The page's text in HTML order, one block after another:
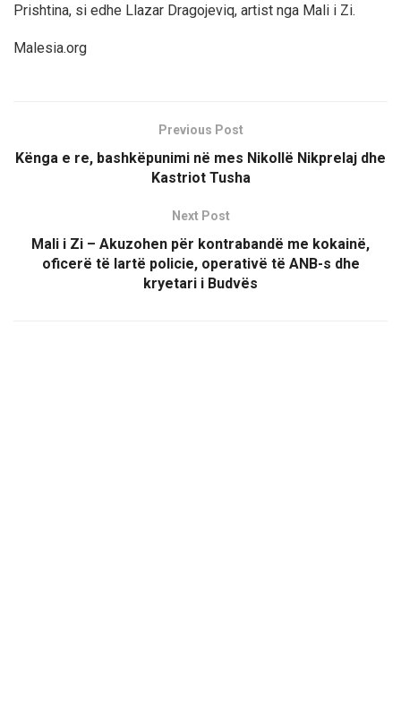
Prishtina, si edhe Llazar Dragojeviq, artist nga Mali i Zi.
Malesia.org
Previous Post
Kënga e re, bashkëpunimi në mes Nikollë Nikprelaj dhe
Kastriot Tusha
Next Post
Mali i Zi – Akuzohen për kontrabandë me kokainë,
oficerë të lartë policie, operativë të ANB-s dhe
kryetari i Budvës